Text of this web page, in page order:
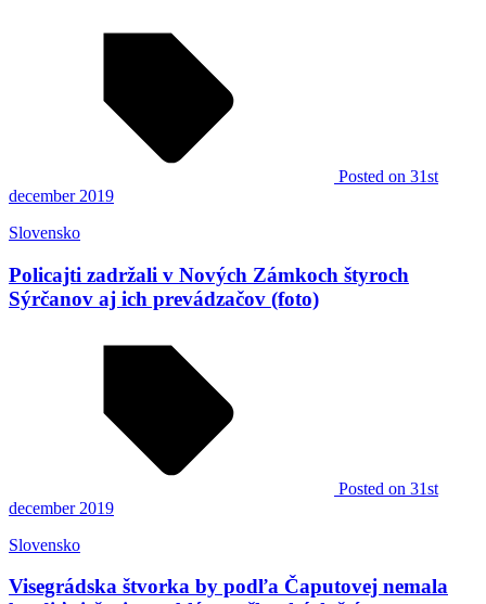
Posted on 31st
december 2019
Slovensko
Policajti zadržali v Nových Zámkoch štyroch
Sýrčanov aj ich prevádzačov (foto)
Posted on 31st
december 2019
Slovensko
Visegrádska štvorka by podľa Čaputovej nemala